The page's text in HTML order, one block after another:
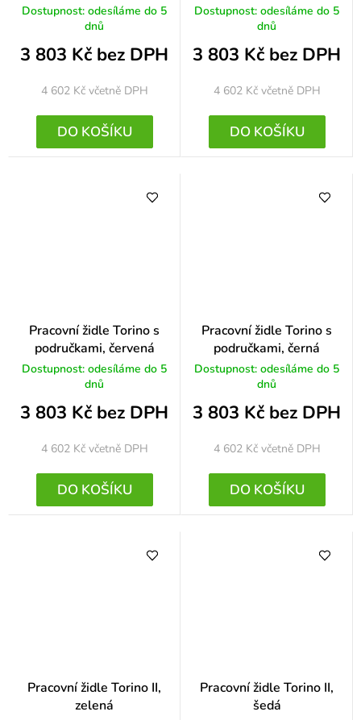
Dostupnost: odesíláme do 5
dnů
3 803 Kč bez DPH
4 602 Kč včetně DPH
DO KOŠÍKU
Dostupnost: odesíláme do 5
dnů
3 803 Kč bez DPH
4 602 Kč včetně DPH
DO KOŠÍKU
Pracovní židle Torino s
područkami, červená
Dostupnost: odesíláme do 5
dnů
3 803 Kč bez DPH
4 602 Kč včetně DPH
DO KOŠÍKU
Pracovní židle Torino s
područkami, černá
Dostupnost: odesíláme do 5
dnů
3 803 Kč bez DPH
4 602 Kč včetně DPH
DO KOŠÍKU
Pracovní židle Torino II,
zelená
Pracovní židle Torino II,
šedá